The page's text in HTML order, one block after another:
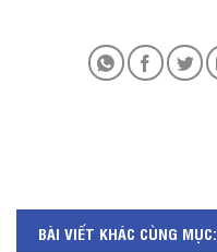
BÀI VIẾT KHÁC CÙNG MỤC: